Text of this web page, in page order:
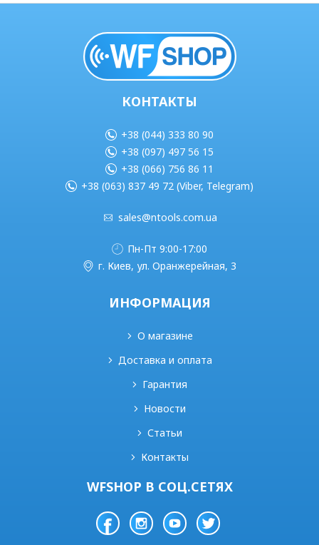
КОНТАКТЫ
+38 (044) 333 80 90
+38 (097) 497 56 15
+38 (066) 756 86 11
+38 (063) 837 49 72 (Viber, Telegram)
sales@ntools.com.ua
Пн-Пт 9:00-17:00
г. Киев, ул. Оранжерейная, 3
ИНФОРМАЦИЯ
О магазине
Доставка и оплата
Гарантия
Новости
Статьи
Контакты
WFSHOP В СОЦ.СЕТЯХ